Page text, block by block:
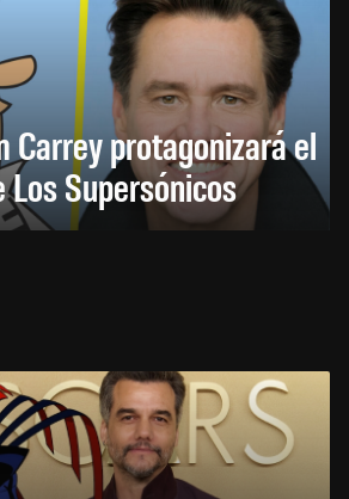
Carrey protagonizará el
Supersónicos